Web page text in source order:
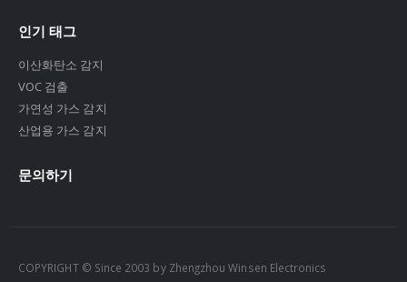
인기 태그
이산화탄소 감지
VOC 검출
가연성 가스 감지
산업용 가스 감지
문의하기
COPYRIGHT © Since 2003 by Zhengzhou Winsen Electronics